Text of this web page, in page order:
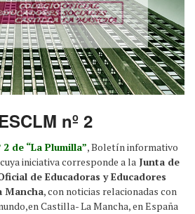
nº 2
de “La Plumilla”, Boletín informativo
iniciativa corresponde a la Junta de
de Educadoras y Educadores
Mancha, con noticias relacionadas con
Castilla- La Mancha, en España